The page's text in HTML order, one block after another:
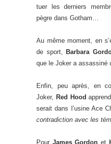
tuer les derniers
pègre dans Gotham…
Au même moment, en
de sport, Barbara
que le Joker a assassiné
Enfin, peu après, en
Joker, Red Hood
serait dans l’usine Ace
contradiction avec les
Pour James Gordon et